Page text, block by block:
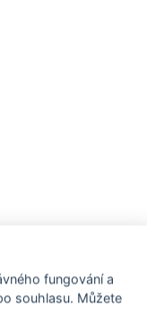
fungování a
souhlasu. Můžete